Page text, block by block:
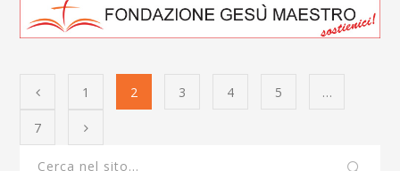
1 2 3 4 5 …
7